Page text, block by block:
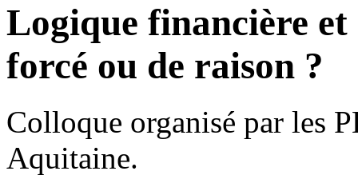
Logique financière
forcé ou de raison ?
Colloque organisé par les
Aquitaine.